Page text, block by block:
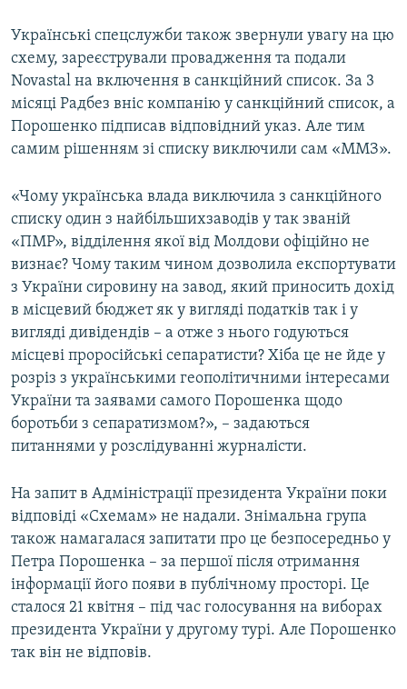
Українські спецслужби також звернули увагу на цю
схему, зареєстрували провадження та подали
Novastal на включення в санкційний список. За 3
місяці Радбез вніс компанію у санкційний список, а
Порошенко підписав відповідний указ. Але тим
самим рішенням зі списку виключили сам «ММЗ».
«Чому українська влада виключила з санкційного
списку один з найбільшихзаводів у так званій
«ПМР», відділення якої від Молдови офіційно не
визнає? Чому таким чином дозволила експортувати
з України сировину на завод, який приносить дохід
в місцевий бюджет як у вигляді податків так і у
вигляді дивідендів – а отже з нього годуються
місцеві проросійські сепаратисти? Хіба це не йде у
розріз з українськими геополітичними інтересами
України та заявами самого Порошенка щодо
боротьби з сепаратизмом?», – задаються
питаннями у розслідуванні журналісти.
На запит в Адміністрації президента України поки
відповіді «Схемам» не надали. Знімальна група
також намагалася запитати про це безпосередньо у
Петра Порошенка – за першої після отримання
інформації його появи в публічному просторі. Це
сталося 21 квітня – під час голосування на виборах
президента України у другому турі. Але Порошенко
так він не відповів.